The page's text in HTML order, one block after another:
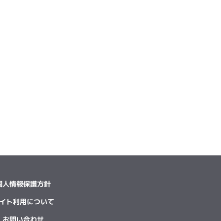
人情報保護方針
ト利用について
お問い合わせ